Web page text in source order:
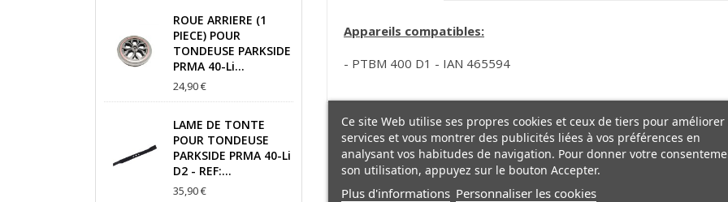
ROUE ARRIERE (1
PIECE) POUR
TONDEUSE PARKSIDE
PRMA 40-Li...
24,90 €
LAME DE TONTE
POUR TONDEUSE
PARKSIDE PRMA 40-Li
D2 - REF:...
35,90 €
Appareils compatibles:
- PTBM 400 D1 - IAN 465594
Ce site Web utilise ses propres cookies et ceux de tiers pour améliorer
services et vous montrer des publicités liées à vos préférences en
analysant vos habitudes de navigation. Pour donner votre
son utilisation, appuyez sur le bouton Accepter.
Plus d'informations Personnaliser les cookies